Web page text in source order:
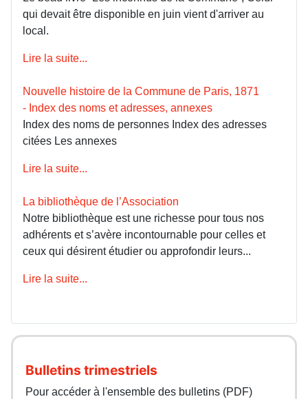
qui devait être disponible en juin vient d'arriver au
local.
Lire la suite...
Nouvelle histoire de la Commune de Paris, 1871
- Index des noms et adresses, annexes
Index des noms de personnes Index des adresses
citées Les annexes
Lire la suite...
La bibliothèque de l’Association
Notre bibliothèque est une richesse pour tous nos
adhérents et s’avère incontournable pour celles et
ceux qui désirent étudier ou approfondir leurs...
Lire la suite...
Bulletins trimestriels
Pour accéder à l'ensemble des bulletins (PDF)